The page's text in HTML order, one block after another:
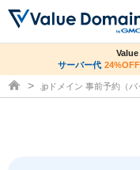
ドメイントップ
co.jpドメイン✕コ
サー
サーバー代 24%OFF
ドメイン取得ならバリュード
.jpドメイン 事前予約（